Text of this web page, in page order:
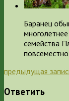
Баранец
семейства
предыдущая
Ответить